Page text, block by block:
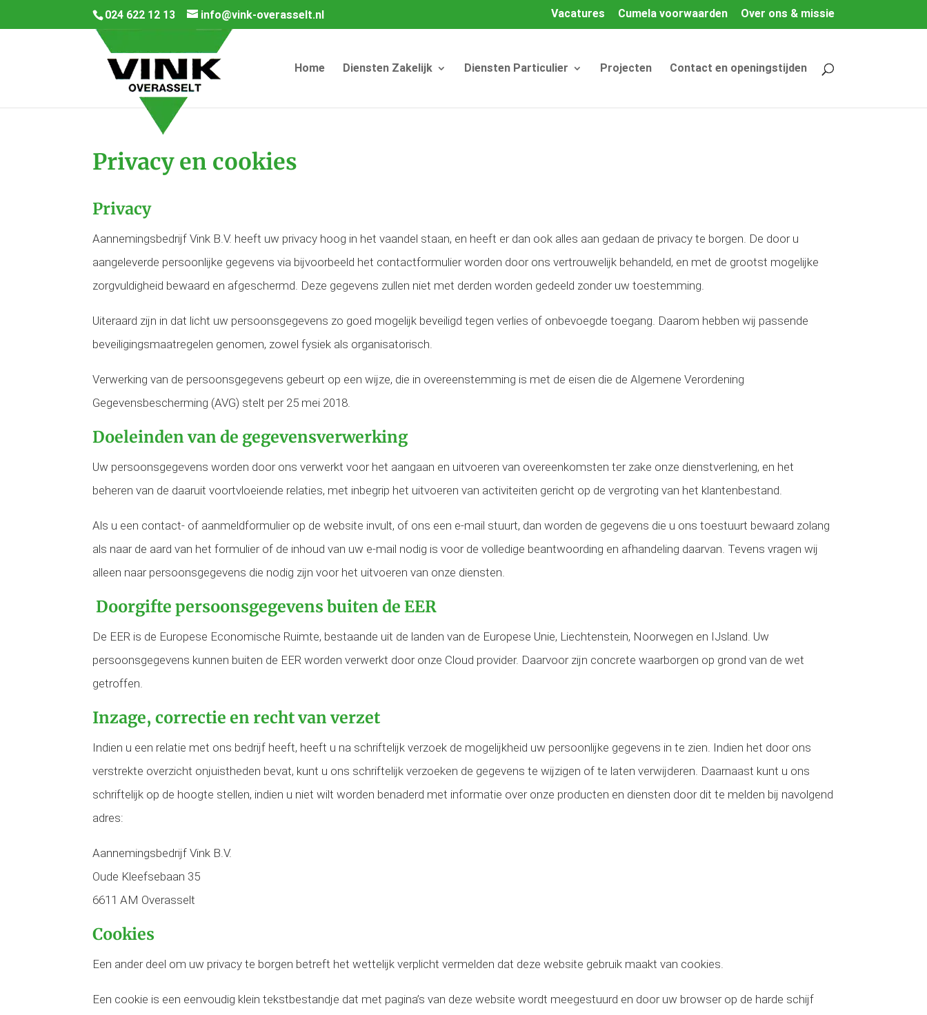
024 622 12 13 info@vink-overasselt.nl Vacatures Cumela voorwaarden Over ons & missie
Home Diensten Zakelijk Diensten Particulier Projecten Contact en openingstijden
Privacy en cookies
Privacy
Aannemingsbedrijf Vink B.V. heeft uw privacy hoog in het vaandel staan, en heeft er dan ook alles aan gedaan de privacy te borgen. De door u
aangeleverde persoonlijke gegevens via bijvoorbeeld het contactformulier worden door ons vertrouwelijk behandeld, en met de grootst mogelijke
zorgvuldigheid bewaard en afgeschermd. Deze gegevens zullen niet met derden worden gedeeld zonder uw toestemming.
Uiteraard zijn in dat licht uw persoonsgegevens zo goed mogelijk beveiligd tegen verlies of onbevoegde toegang. Daarom hebben wij passende
beveiligingsmaatregelen genomen, zowel fysiek als organisatorisch.
Verwerking van de persoonsgegevens gebeurt op een wijze, die in overeenstemming is met de eisen die de Algemene Verordening
Gegevensbescherming (AVG) stelt per 25 mei 2018.
Doeleinden van de gegevensverwerking
Uw persoonsgegevens worden door ons verwerkt voor het aangaan en uitvoeren van overeenkomsten ter zake onze dienstverlening, en het
beheren van de daaruit voortvloeiende relaties, met inbegrip het uitvoeren van activiteiten gericht op de vergroting van het klantenbestand.
Als u een contact- of aanmeldformulier op de website invult, of ons een e-mail stuurt, dan worden de gegevens die u ons toestuurt bewaard zolang
als naar de aard van het formulier of de inhoud van uw e-mail nodig is voor de volledige beantwoording en afhandeling daarvan. Tevens vragen wij
alleen naar persoonsgegevens die nodig zijn voor het uitvoeren van onze diensten.
Doorgifte persoonsgegevens buiten de EER
De EER is de Europese Economische Ruimte, bestaande uit de landen van de Europese Unie, Liechtenstein, Noorwegen en IJsland. Uw
persoonsgegevens kunnen buiten de EER worden verwerkt door onze Cloud provider. Daarvoor zijn concrete waarborgen op grond van de wet
getroffen.
Inzage, correctie en recht van verzet
Indien u een relatie met ons bedrijf heeft, heeft u na schriftelijk verzoek de mogelijkheid uw persoonlijke gegevens in te zien. Indien het door ons
verstrekte overzicht onjuistheden bevat, kunt u ons schriftelijk verzoeken de gegevens te wijzigen of te laten verwijderen. Daarnaast kunt u ons
schriftelijk op de hoogte stellen, indien u niet wilt worden benaderd met informatie over onze producten en diensten door dit te melden bij navolgend
adres:
Aannemingsbedrijf Vink B.V.
Oude Kleefsebaan 35
6611 AM Overasselt
Cookies
Een ander deel om uw privacy te borgen betreft het wettelijk verplicht vermelden dat deze website gebruik maakt van cookies.
Een cookie is een eenvoudig klein tekstbestandje dat met pagina’s van deze website wordt meegestuurd en door uw browser op de harde schijf